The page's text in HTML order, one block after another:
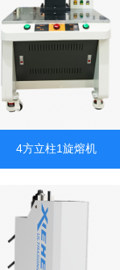
4方立柱1旋熔机